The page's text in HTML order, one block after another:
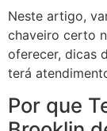
Neste artigo,
chaveiro certo
oferecer, dicas
terá
Por que